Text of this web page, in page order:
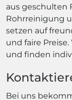
aus geschulten
Rohrreinigung
setzen auf
und faire
und finden
Bei uns